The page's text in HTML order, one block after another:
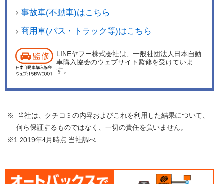
事故車(不動車)はこちら
商用車(バス・トラック等)はこちら
LINEヤフー株式会社は、一般社団法人日本自動
車購入協会のウェブサイト監修を受けていま
す。
※ 当社は、クチコミの内容およびこれを利用した結果について、
何ら保証するものではなく、一切の責任を負いません。
※1 2019年4月時点 当社調べ